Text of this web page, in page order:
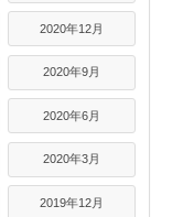
2020年12月
2020年9月
2020年6月
2020年3月
2019年12月